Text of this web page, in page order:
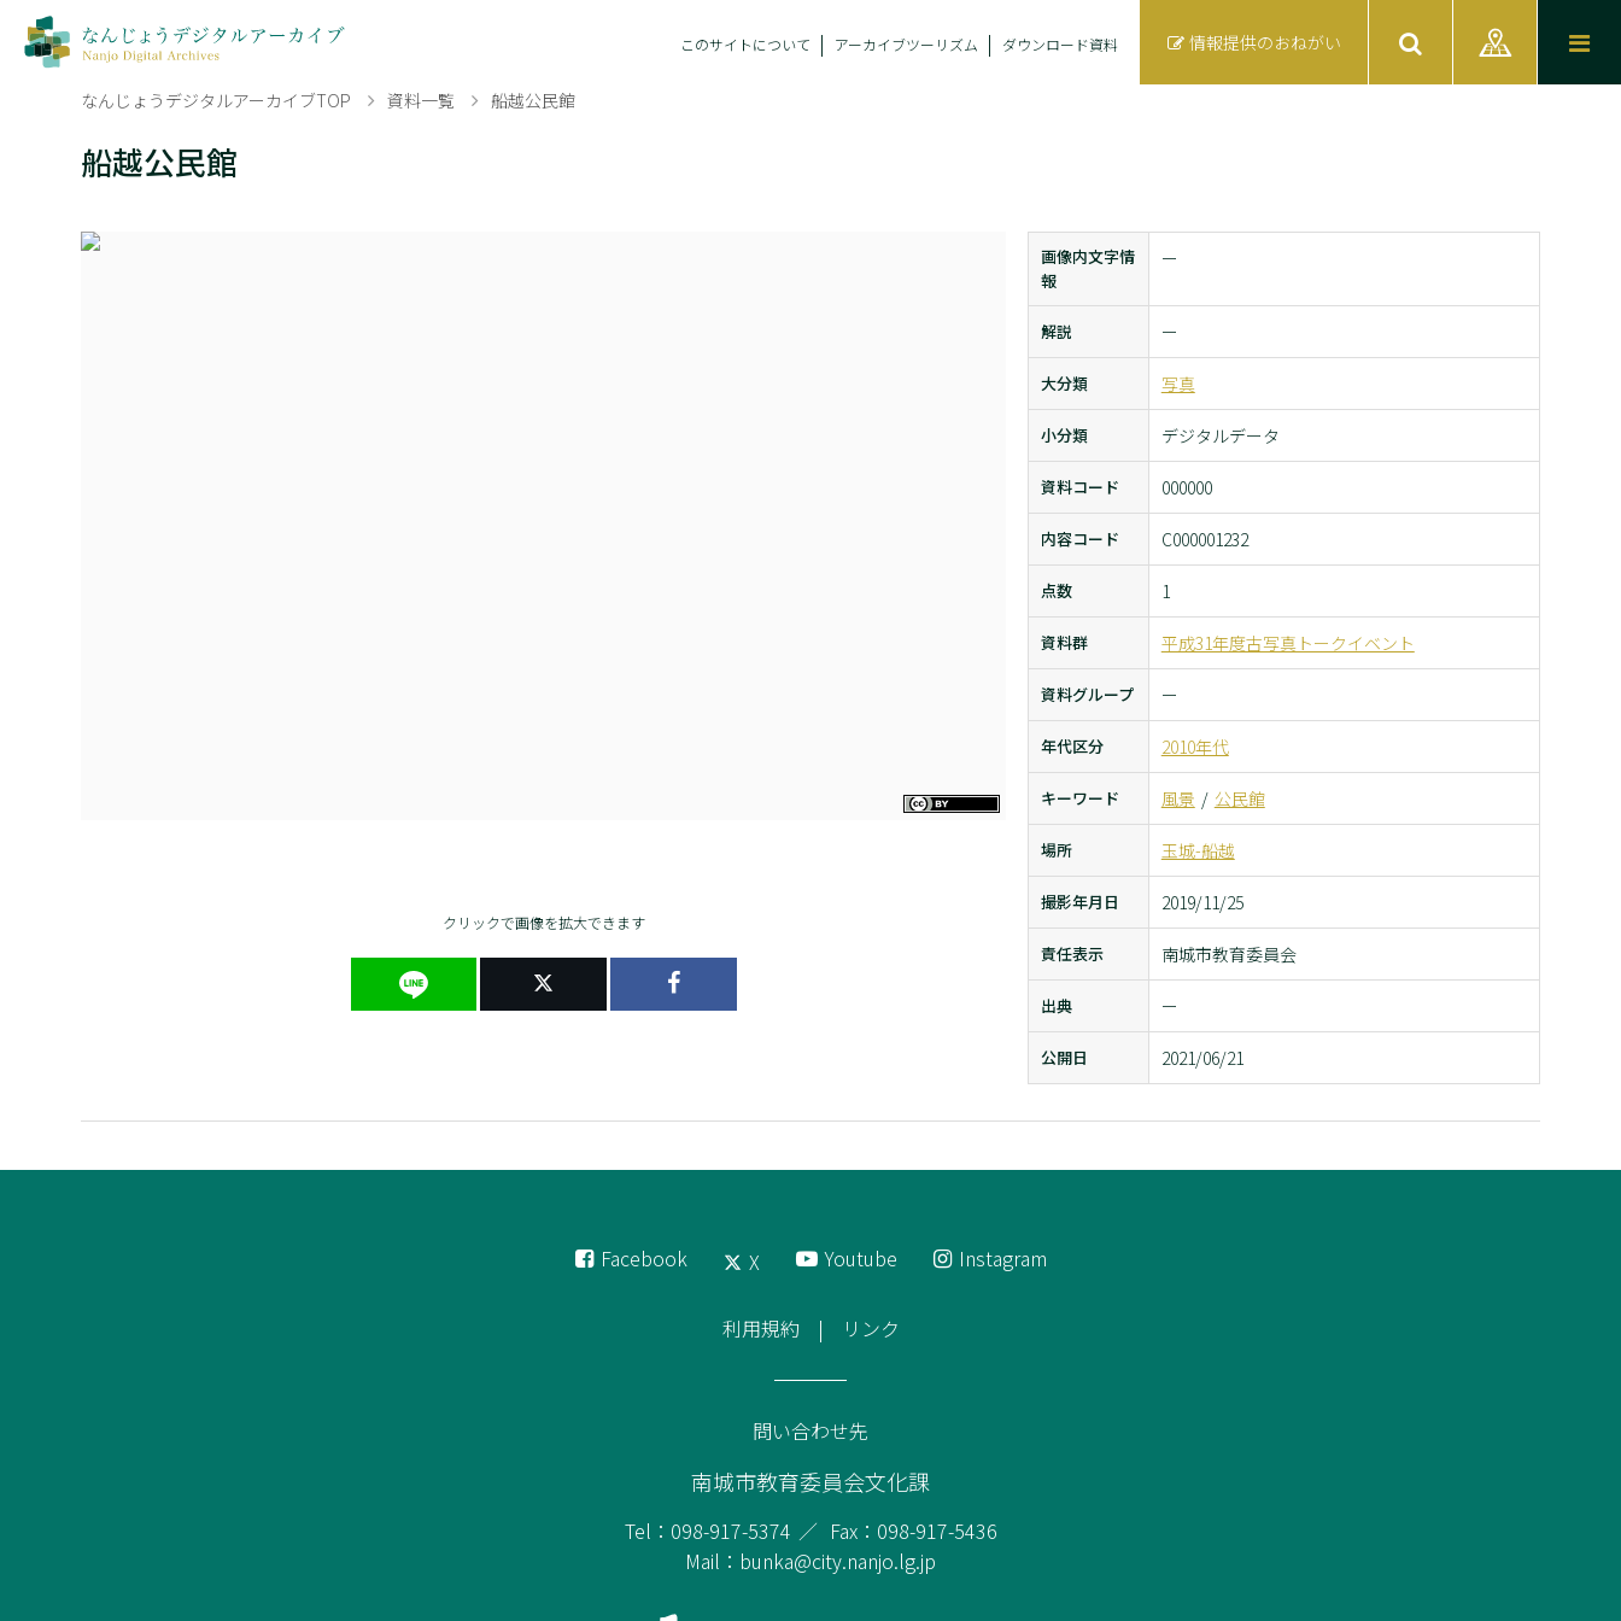
このサイトについて アーカイブツーリズム ダウンロード資料 情報提供のおねがい
なんじょうデジタルアーカイブTOP 資料一覧 船越公民館
船越公民館
クリックで画像を拡大できます
画像内文字情
報
ー
解説 ー
大分類 写真
小分類 デジタルデータ
資料コード 000000
内容コード C000001232
点数 1
資料群 平成31年度古写真トークイベント
資料グループ ー
年代区分 2010年代
キーワード 風景 公民館
場所 玉城-船越
撮影年月日 2019/11/25
責任表示 南城市教育委員会
出典 ー
公開日 2021/06/21
Facebook X Youtube Instagram
利用規約 リンク
問い合わせ先
南城市教育委員会文化課
Tel：098-917-5374
Fax：098-917-5436
Mail：bunka@city.nanjo.lg.jp